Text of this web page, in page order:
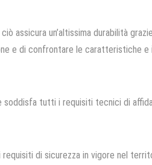
assicura un’altissima durabilità
e di confrontare le caratteristiche
tutti i requisiti tecnici di
di sicurezza in vigore nel